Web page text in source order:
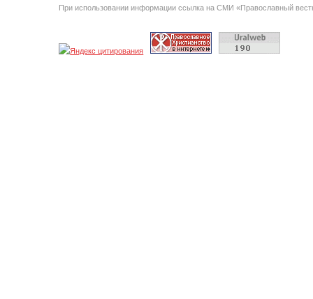
При использовании информации ссылка на СМИ «Православный